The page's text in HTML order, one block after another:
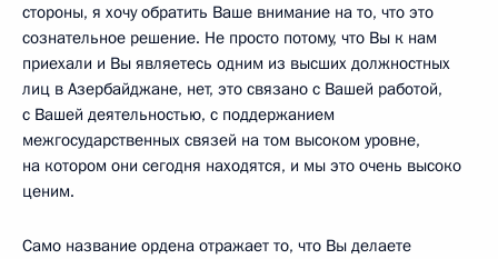
стороны, я хочу обратить Ваше внимание на то, что это
сознательное решение. Не просто потому, что Вы к нам
приехали и Вы являетесь одним из высших должностных
лиц в Азербайджане, нет, это связано с Вашей работой,
с Вашей деятельностью, с поддержанием
межгосударственных связей на том высоком уровне,
на котором они сегодня находятся, и мы это очень высоко
ценим.
Само название ордена отражает то, что Вы делаете